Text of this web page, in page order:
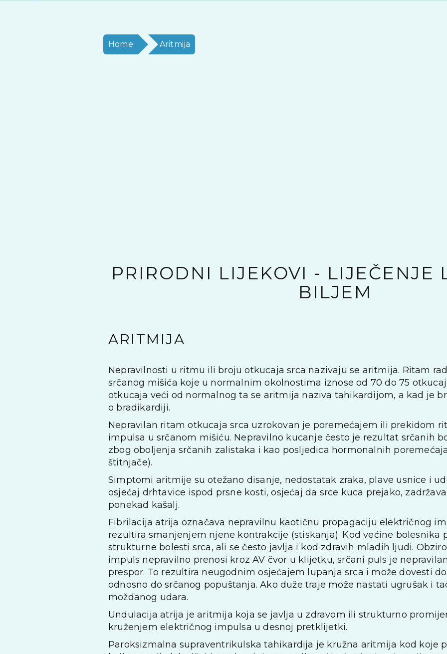
Home Aritmija
PRIRODNI LIJEKOVI - LIJEČENJE
BILJEM
ARITMIJA
Nepravilnosti u ritmu ili broju otkucaja srca nazivaju se aritmija. Ritam
srčanog mišića koje u normalnim okolnostima iznose od 70 do 75
otkucaja veći od normalnog ta se aritmija naziva tahikardijom, a kad je
o bradikardiji.
Nepravilan ritam otkucaja srca uzrokovan je poremećajem ili prekidom
impulsa u srčanom mišiću. Nepravilno kucanje često je rezultat srčanih
zbog oboljenja srčanih zalistaka i kao posljedica hormonalnih
štitnjače).
Simptomi aritmije su otežano disanje, nedostatak zraka, plave usnice i
osjećaj drhtavice ispod prsne kosti, osjećaj da srce kuca prejako,
ponekad kašalj.
Fibrilacija atrija označava nepravilnu kaotičnu propagaciju električnog
rezultira smanjenjem njene kontrakcije (stiskanja). Kod većine bolesnika
strukturne bolesti srca, ali se često javlja i kod zdravih mladih ljudi.
impuls nepravilno prenosi kroz AV čvor u klijetku, srčani puls je
prespor. To rezultira neugodnim osjećajem lupanja srca i može dovesti
odnosno do srčanog popuštanja. Ako duže traje može nastati ugrušak i
moždanog udara.
Undulacija atrija je aritmija koja se javlja u zdravom ili strukturno
kruženjem električnog impulsa u desnoj pretklijetki.
Paroksizmalna supraventrikulska tahikardija je kružna aritmija kod koje